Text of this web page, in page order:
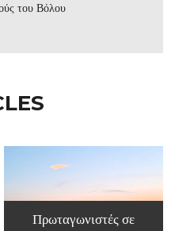
του Βόλου
Πρωταγωνιστές σε